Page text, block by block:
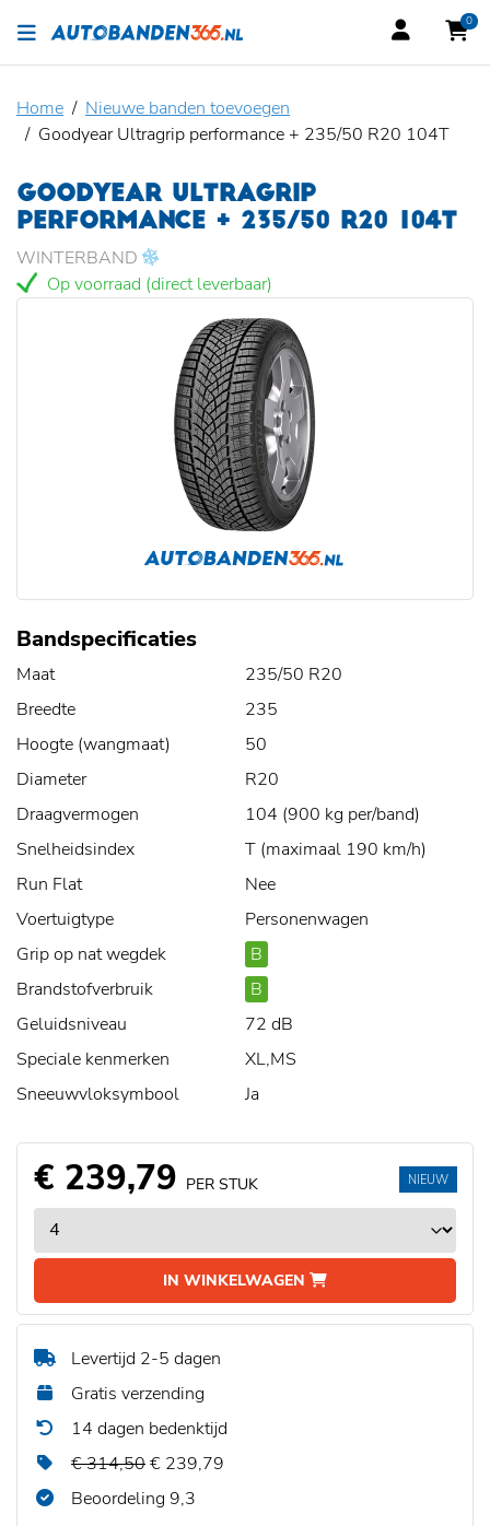
0
Home
Nieuwe banden toevoegen
Goodyear Ultragrip performance + 235/50 R20 104T
GOODYEAR ULTRAGRIP
PERFORMANCE + 235/50 R20 104T
WINTERBAND
Op voorraad (direct leverbaar)
Bandspecificaties
Maat
235/50 R20
Breedte
235
Hoogte (wangmaat)
50
Diameter
R20
Draagvermogen
104 (900 kg per/band)
Snelheidsindex
T (maximaal 190 km/h)
Run Flat
Nee
Voertuigtype
Personenwagen
Grip op nat wegdek
B
Brandstofverbruik
B
Geluidsniveau
72 dB
Speciale kenmerken
XL,MS
Sneeuwvloksymbool
Ja
€ 239,79 PER STUK
IN WINKELWAGEN
NIEUW
Levertijd 2-5 dagen
Gratis verzending
14 dagen bedenktijd
€ 314,50€ 239,79
Beoordeling 9,3